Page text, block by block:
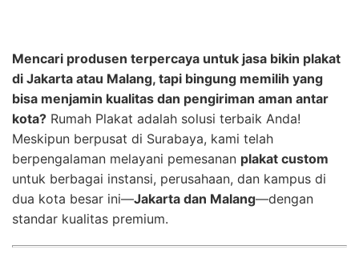
Mencari produsen terpercaya untuk jasa bikin plakat
di Jakarta atau Malang, tapi bingung memilih yang
bisa menjamin kualitas dan pengiriman aman antar
kota? Rumah Plakat adalah solusi terbaik Anda!
Meskipun berpusat di Surabaya, kami telah
berpengalaman melayani pemesanan plakat custom
untuk berbagai instansi, perusahaan, dan kampus di
dua kota besar ini—Jakarta dan Malang—dengan
standar kualitas premium.